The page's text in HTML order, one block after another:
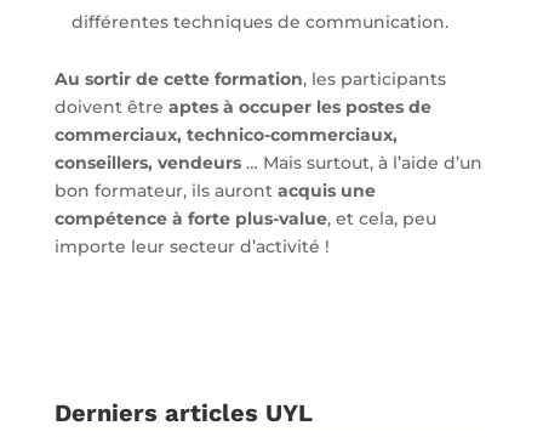
différentes techniques de communication.
Au sortir de cette formation, les participants
doivent être aptes à occuper les postes de
commerciaux, technico-commerciaux,
conseillers, vendeurs … Mais surtout, à l’aide d’un
bon formateur, ils auront acquis une
compétence à forte plus-value, et cela, peu
importe leur secteur d’activité !
Derniers articles UYL